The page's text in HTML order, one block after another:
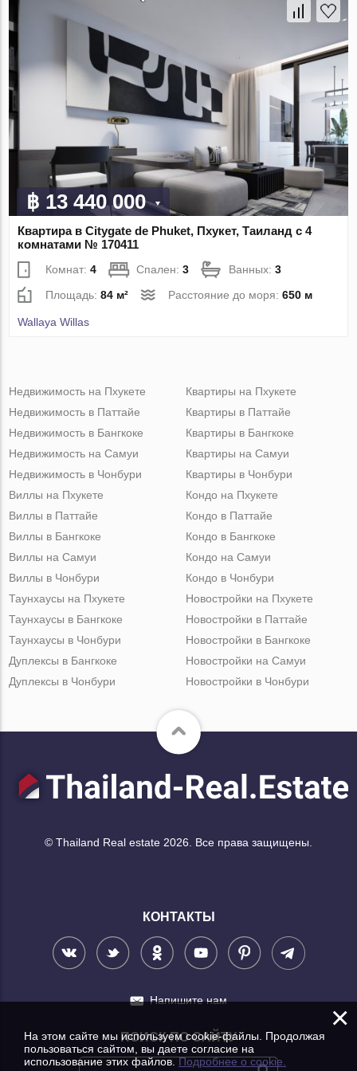
฿ 13 440 000
Квартира в Citygate de Phuket, Пхукет, Таиланд с 4
комнатами № 170411
Комнат:4 Спален:3 Ванных:3
Площадь:84 м² Расстояние до моря:650 м
Wallaya Willas
Недвижимость на Пхукете
Недвижимость в Паттайе
Недвижимость в Бангкоке
Недвижимость на Самуи
Недвижимость в Чонбури
Квартиры на Пхукете
Квартиры в Паттайе
Квартиры в Бангкоке
Квартиры на Самуи
Квартиры в Чонбури
Виллы на Пхукете
Виллы в Паттайе
Виллы в Бангкоке
Виллы на Самуи
Виллы в Чонбури
Кондо на Пхукете
Кондо в Паттайе
Кондо в Бангкоке
Кондо на Самуи
Кондо в Чонбури
Таунхаусы на Пхукете
Таунхаусы в Бангкоке
Таунхаусы в Чонбури
Дуплексы в Бангкоке
Дуплексы в Чонбури
Новостройки на Пхукете
Новостройки в Паттайе
Новостройки в Бангкоке
Новостройки на Самуи
Новостройки в Чонбури
© Thailand Real estate 2026. Все права защищены.
КОНТАКТЫ
Напишите нам
ПОИСК ПО САЙТУ
×
На этом сайте мы используем cookie-файлы. Продолжая
пользоваться сайтом, вы даете согласие на
использование этих файлов.Подробнее о cookie.